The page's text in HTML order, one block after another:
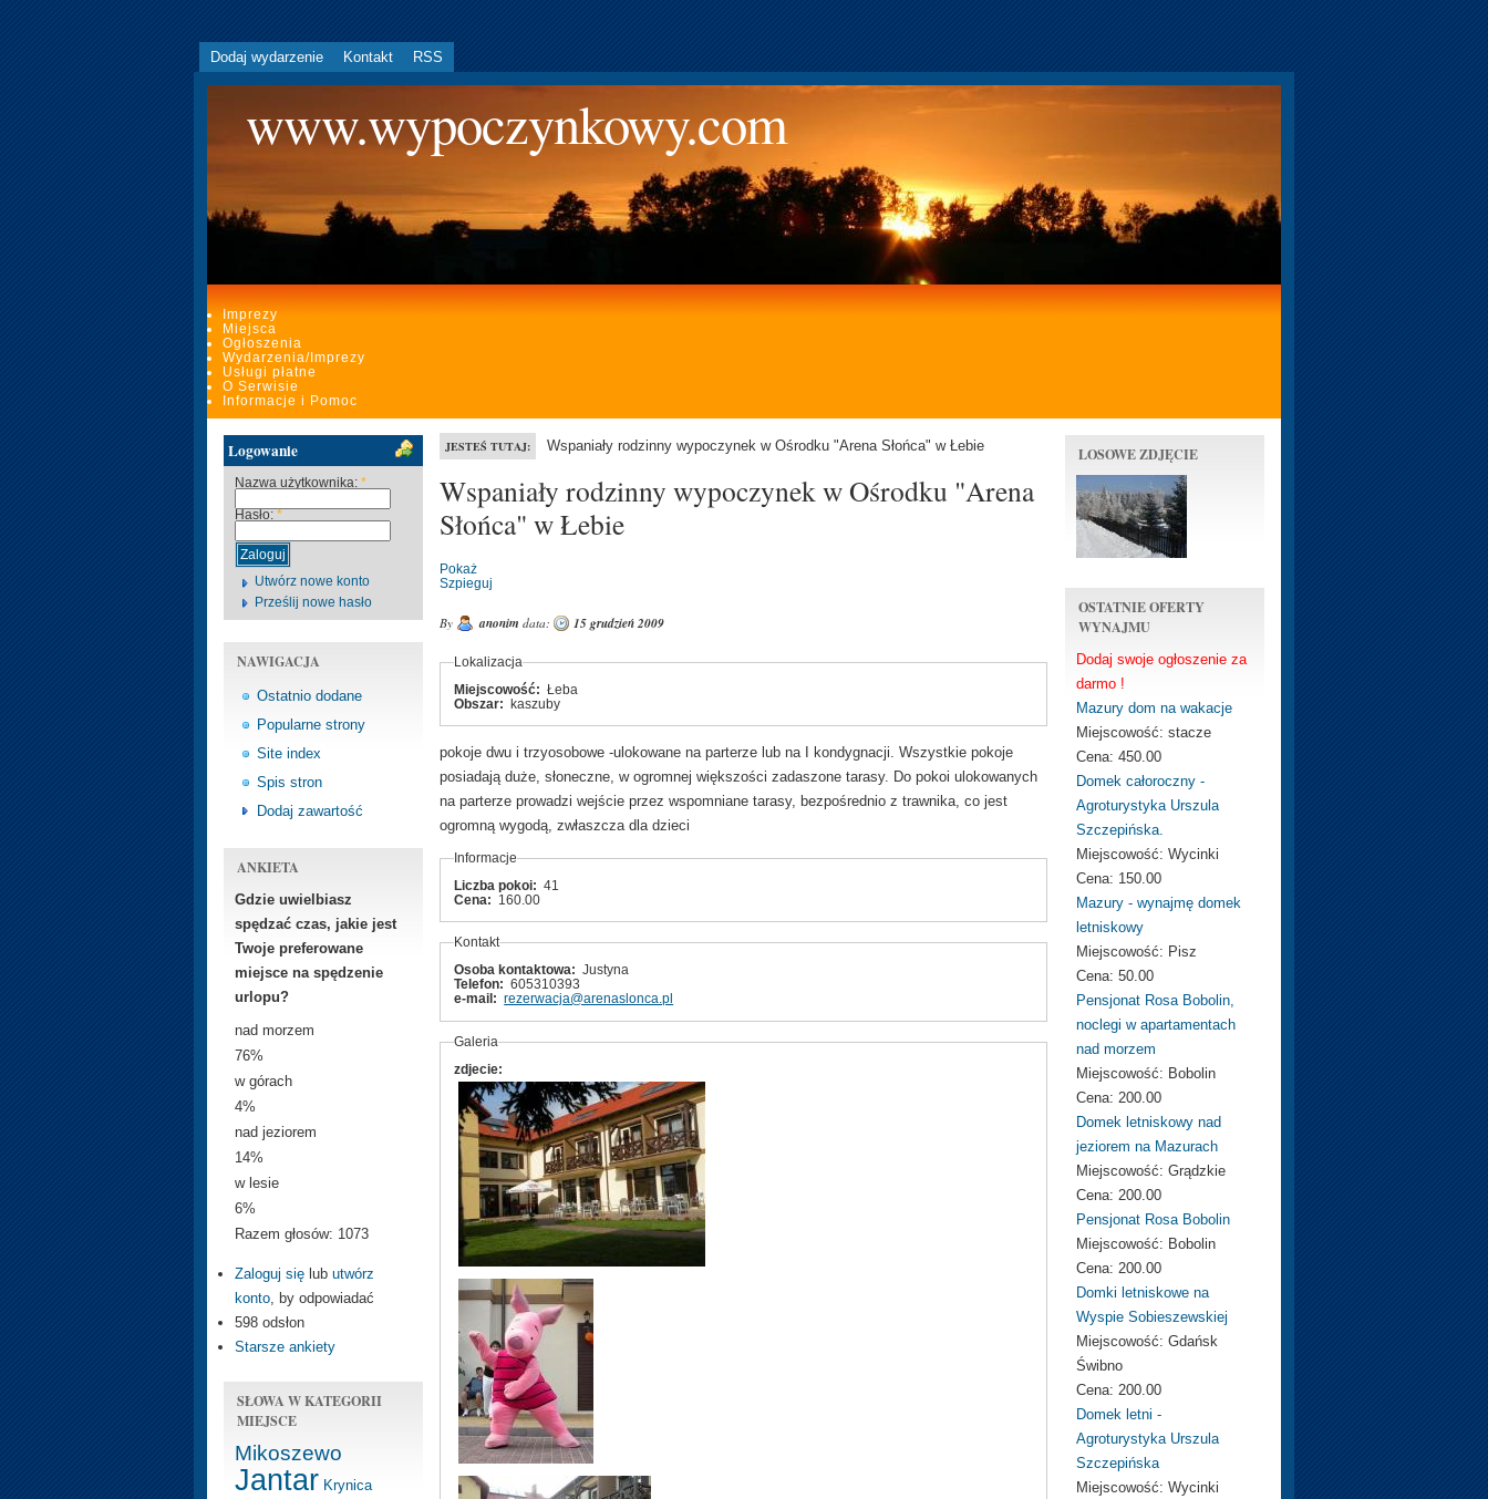
Dodaj wydarzenie Kontakt RSS
www.wypoczynkowy.com
Imprezy
Miejsca
Ogłoszenia
Wydarzenia/Imprezy
Usługi płatne
O Serwisie
Informacje i Pomoc
Logowanie
Nazwa użytkownika: *
Hasło: *
Utwórz nowe konto
Prześlij nowe hasło
NAWIGACJA
Ostatnio dodane
Popularne strony
Site index
Spis stron
Dodaj zawartość
ANKIETA
Gdzie uwielbiasz
spędzać czas, jakie jest
Twoje preferowane
miejsce na spędzenie
urlopu?
nad morzem
76%
w górach
4%
nad jeziorem
14%
w lesie
6%
Razem głosów: 1073
Zaloguj się lub utwórz
konto , by odpowiadać
598 odsłon
Starsze ankiety
SŁOWA W KATEGORII
MIEJSCE
Mikoszewo
Jantar Krynica
JESTEŚ TUTAJ: Wspaniały rodzinny wypoczynek w Ośrodku "Arena Słońca" w Łebie
Wspaniały rodzinny wypoczynek w Ośrodku "Arena
Słońca" w Łebie
Pokaż
Szpieguj
By anonim data: 15 grudzień 2009
Lokalizacja
Miejscowość: Łeba
Obszar:
kaszuby
pokoje dwu i trzyosobowe -ulokowane na parterze lub na I kondygnacji. Wszystkie pokoje
posiadają duże, słoneczne, w ogromnej większości zadaszone tarasy. Do pokoi ulokowanych
na parterze prowadzi wejście przez wspomniane tarasy, bezpośrednio z trawnika, co jest
ogromną wygodą, zwłaszcza dla dzieci
Informacje
Liczba pokoi: 41
Cena: 160.00
Kontakt
Osoba kontaktowa: Justyna
Telefon: 605310393
e-mail: rezerwacja@arenaslonca.pl
Galeria
zdjecie:
LOSOWE ZDJĘCIE
OSTATNIE OFERTY
WYNAJMU
Dodaj swoje ogłoszenie za
darmo !
Mazury dom na wakacje
Miejscowość: stacze
Cena: 450.00
Domek całoroczny -
Agroturystyka Urszula
Szczepińska.
Miejscowość: Wycinki
Cena: 150.00
Mazury - wynajmę domek
letniskowy
Miejscowość: Pisz
Cena: 50.00
Pensjonat Rosa Bobolin,
noclegi w apartamentach
nad morzem
Miejscowość: Bobolin
Cena: 200.00
Domek letniskowy nad
jeziorem na Mazurach
Miejscowość: Grądzkie
Cena: 200.00
Pensjonat Rosa Bobolin
Miejscowość: Bobolin
Cena: 200.00
Domki letniskowe na
Wyspie Sobieszewskiej
Miejscowość: Gdańsk
Świbno
Cena: 200.00
Domek letni -
Agroturystyka Urszula
Szczepińska
Miejscowość: Wycinki